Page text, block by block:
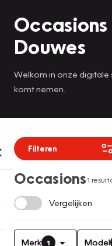
Douwes
Welkom in onze digitale
komt nemen.
Filteren
Occasions1
Vergelijken
Merk 1 Model